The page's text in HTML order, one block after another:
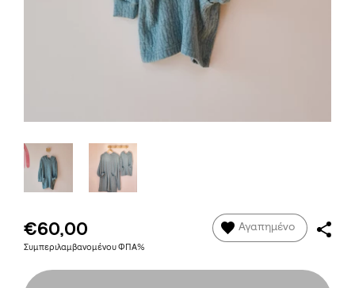
€60,00
Συμπεριλαμβανομένου ΦΠΑ%
Αγαπημένο